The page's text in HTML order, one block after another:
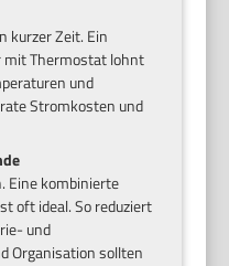
kurzer Zeit. Ein
mit Thermostat lohnt
und
Stromkosten und
Eine kombinierte
oft ideal. So reduziert
und
Organisation sollten